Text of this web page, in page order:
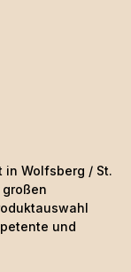
in Wolfsberg / St.
und